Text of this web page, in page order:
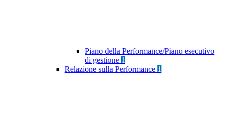
Piano della Performance/Piano esecutivo
di gestione 1
Relazione sulla Performance 1